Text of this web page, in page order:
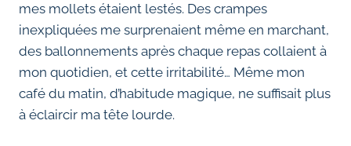
mes mollets étaient lestés. Des crampes
inexpliquées me surprenaient même en marchant,
des ballonnements après chaque repas collaient à
mon quotidien, et cette irritabilité… Même mon
café du matin, d’habitude magique, ne suffisait plus
à éclaircir ma tête lourde.